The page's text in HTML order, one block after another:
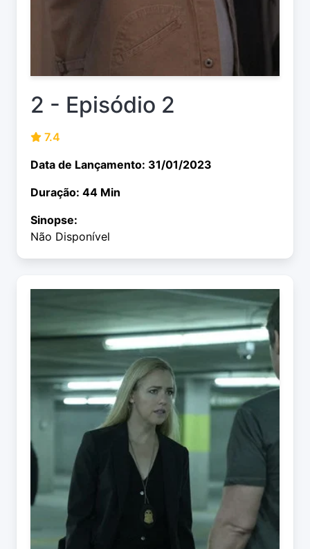
2 - Episódio 2
7.4
Data de Lançamento: 31/01/2023
Duração: 44 Min
Sinopse:
Não Disponível